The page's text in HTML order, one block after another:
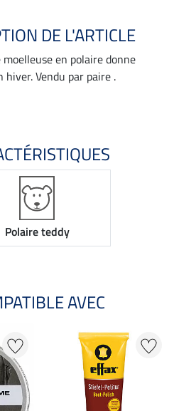
DE L'ARTICLE
en polaire donne
Vendu par paire .
Polaire teddy
AVEC